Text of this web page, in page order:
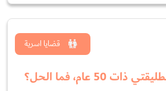
عام، فما الحل؟
قضايا اسرية